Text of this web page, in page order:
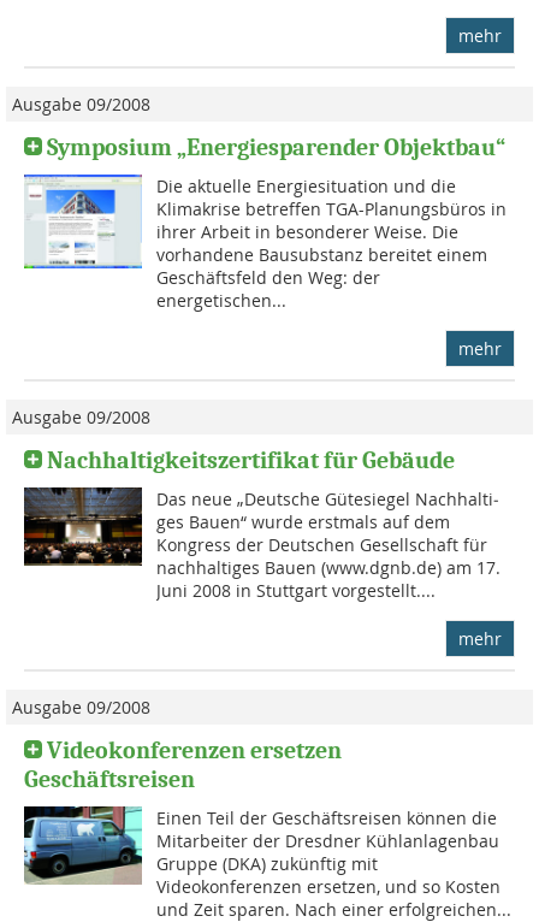
mehr
Ausgabe 09/2008
Symposium „Energiesparender Objektbau“
Die aktuelle Energiesituation und die
Klimakrise betreffen TGA-Planungsbüros in
ihrer Arbeit in besonderer Weise. Die
vorhandene Bausubstanz bereitet einem
Geschäftsfeld den Weg: der
energetischen...
mehr
Ausgabe 09/2008
Nachhaltigkeitszertifikat für Gebäude
Das neue „Deutsche Güte­siegel Nachhalti­
ges Bauen“ wurde erstmals auf dem
Kongress der Deutschen Gesellschaft für
nachhaltiges Bauen (www.dgnb.de) am 17.
Juni 2008 in Stuttgart vorgestellt....
mehr
Ausgabe 09/2008
Videokonferenzen ersetzen
Geschäftsreisen
Einen Teil der Geschäftsreisen können die
Mitarbeiter der Dresdner Kühlanlagenbau
Gruppe (DKA) zukünftig mit
Videokonferenzen ersetzen, und so Kosten
und Zeit sparen. Nach einer erfolgreichen...